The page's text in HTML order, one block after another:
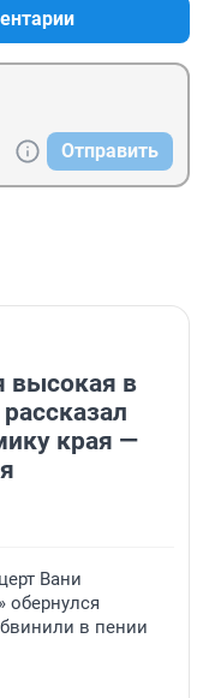
Отправить
высокая в
края —
Вани
обернулся
в пении